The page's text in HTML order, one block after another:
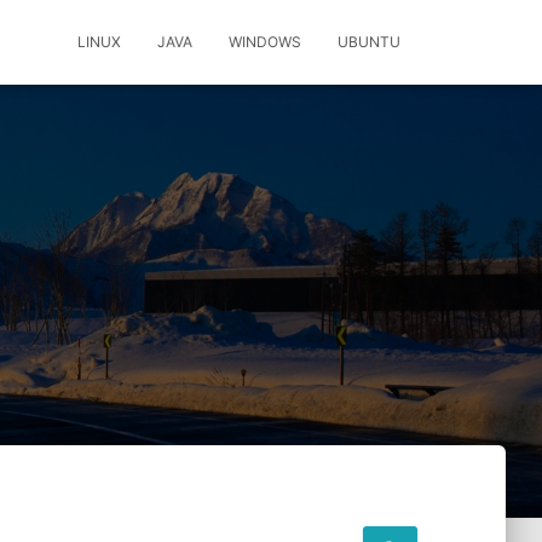
LINUX JAVA WINDOWS UBUNTU